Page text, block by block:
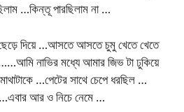
…কিন্তূ পারছিলাম না …
দিয়ে …আসতে আসতে চুমু খেতে খেতে
নাভির মধ্যে আমার জিভ টা ঢুকিয়ে
…পেটের সাথে চেপে ধরছিল …
আর ও নিচে নেমে …